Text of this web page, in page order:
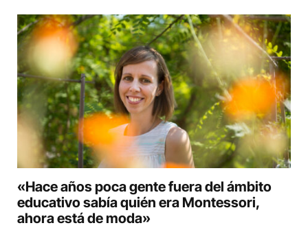
«Hace años poca gente fuera del ámbito
educativo sabía quién era Montessori,
ahora está de moda»